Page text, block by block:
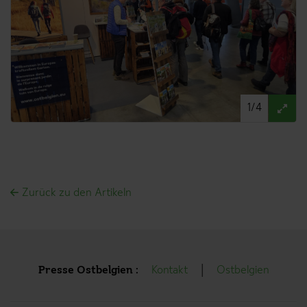
1/4
Zurück zu den Artikeln
Presse Ostbelgien : Kontakt Ostbelgien